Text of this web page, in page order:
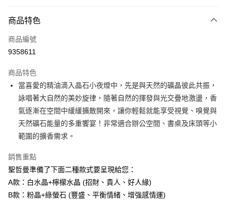
信用卡一次付款
超商取貨付款
Apple Pay
街口支付
悠遊付
ATM付款
全家取貨付款
每筆NT$80，滿NT$3,000(含以上)免運費
商品特色
商品編號
9358611
商品特色
當喜愛的精油滴入晶石小夜燈中，先是與天然的礦晶彼此共振，
詠唱著大自然的美妙旋律，隨著自然的揮發與光交疊地激盪，香
氣逐漸在空間中緩緩擴散開來，讓你輕鬆就能享受視覺、嗅覺與
天然礦石能量的多重饗宴！非常適合辦公空間、書桌及床頭等小
範圍的擴香需求。
銷售重點
聖哲曼準備了下面二種款式要呈現給您：
A款：白水晶+檸檬水晶 (招財、貴人、好人緣)
B款：粉晶+綠螢石 (豐盛、平衡情緒、增強感情運)